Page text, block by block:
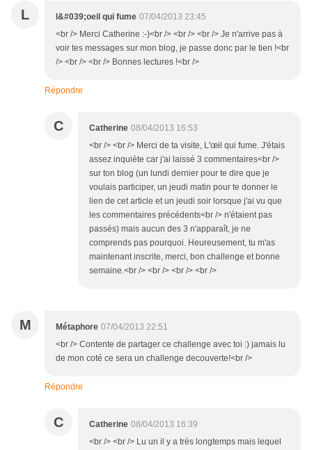
L l&#039;oeil qui fume 07/04/2013 23:45
<br /> Merci Catherine :-)<br /> <br /> <br /> Je n'arrive pas à
voir tes messages sur mon blog, je passe donc par le tien !<br
/> <br /> <br /> Bonnes lectures !<br />
Répondre
C Catherine 08/04/2013 16:53
<br /> <br /> Merci de ta visite, L'œil qui fume. J'étais
assez inquiète car j'ai laissé 3 commentaires<br />
sur ton blog (un lundi dernier pour te dire que je
voulais participer, un jeudi matin pour te donner le
lien de cet article et un jeudi soir lorsque j'ai vu que
les commentaires précédents<br /> n'étaient pas
passés) mais aucun des 3 n'apparaît, je ne
comprends pas pourquoi. Heureusement, tu m'as
maintenant inscrite, merci, bon challenge et bonne
semaine.<br /> <br /> <br /> <br />
M Métaphore 07/04/2013 22:51
<br /> Contente de partager ce challenge avec toi :) jamais lu
de mon coté ce sera un challenge decouverte!<br />
Répondre
C Catherine 08/04/2013 16:39
<br /> <br /> Lu un il y a très longtemps mais lequel